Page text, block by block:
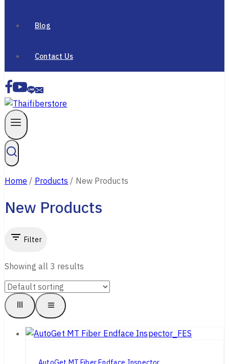
Blog
Contact Us
Home / Products / New Products
New Products
Filter
Showing all 3 results